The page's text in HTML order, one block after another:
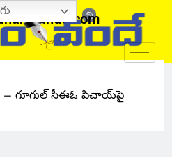
– గూగుల్ సీఈఓ పిచాయ్‌పై